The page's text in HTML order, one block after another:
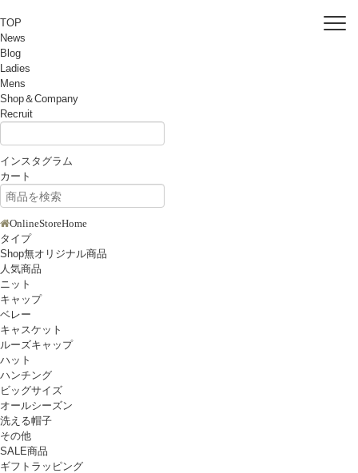
TOP
News
Blog
Ladies
Mens
Shop＆Company
Recruit
インスタグラム
カート
OnlineStoreHome
タイプ
Shop無オリジナル商品
人気商品
ニット
キャップ
ベレー
キャスケット
ルーズキャップ
ハット
ハンチング
ビッグサイズ
オールシーズン
洗える帽子
その他
SALE商品
ギフトラッピング